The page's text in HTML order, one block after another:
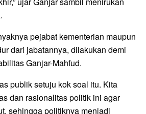
pejabat kementerian maupun
dari jabatannya, dilakukan demi
Ganjar-Mahfud.
publik setuju kok soal itu. Kita
dan rasionalitas politik ini agar
sehingga politiknya menjadi